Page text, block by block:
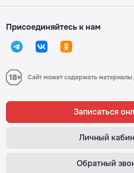
Присоединяйтесь к нам
Сайт может содержать материалы
Записаться
Личный
Обратный